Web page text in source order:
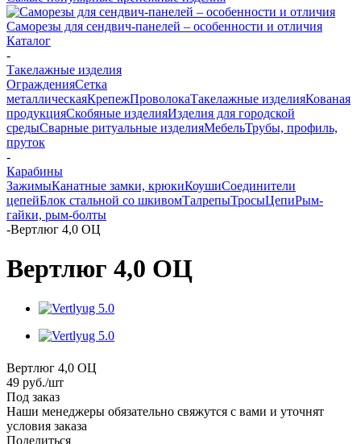
Саморезы для сендвич-панелей – особенности и отличия
Каталог
-
Такелажные изделия
ОгражденияСетка
металлическаяКрепежПроволокаТакелажные изделияКованая
продукцияСкобяные изделияИзделия для городской
средыСварные ритуальные изделияМебельТрубы, профиль,
пруток
-
Карабины
ЗажимыКанатные замки, крюкиКоушиСоединители
цепейБлок стальной со шкивомТалрепыТросыЦепиРым-
гайки, рым-болты
-Вертлюг 4,0 ОЦ
Вертлюг 4,0 ОЦ
Вертлюг 4,0 ОЦ
49 руб./шт
Под заказ
Наши менеджеры обязательно свяжутся с вами и уточнят
условия заказа
Поделиться